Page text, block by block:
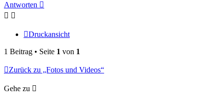
Antworten
Druckansicht
1 Beitrag • Seite 1 von 1
Zurück zu „Fotos und Videos“
Gehe zu